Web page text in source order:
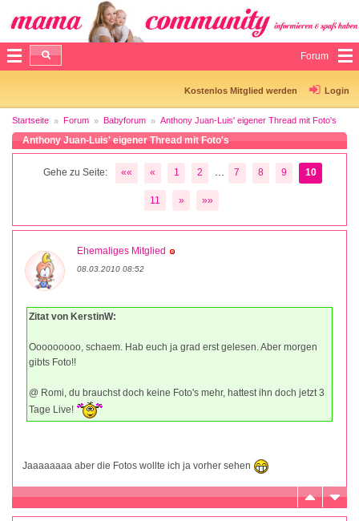
Forum
Kostenlos Mitglied werden Login
Startseite Forum Babyforum Anthony Juan-Luis' eigener Thread mit Foto's
Anthony Juan-Luis' eigener Thread mit Foto's
Gehe zu Seite: «« « 1 2 7 8 9 10
11 » »»
Ehemaliges Mitglied
08.03.2010 08:52
Zitat von KerstinW:
Ooooooooo, schaem. Hab euch ja grad erst gelesen. Aber morgen
gibts Foto!!
@ Romi, du brauchst doch keine Foto's mehr, hattest ihn doch jetzt 3
Tage Live!
Jaaaaaaaa aber die Fotos wollte ich ja vorher sehen